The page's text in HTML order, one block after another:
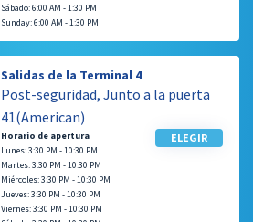
Sábado: 6:00 AM - 1:30 PM
Sunday: 6:00 AM - 1:30 PM
Salidas de la Terminal 4
Post-seguridad, Junto a la puerta
41(American)
ELEGIR
Horario de apertura
Lunes: 3:30 PM - 10:30 PM
Martes: 3:30 PM - 10:30 PM
Miércoles: 3:30 PM - 10:30 PM
Jueves: 3:30 PM - 10:30 PM
Viernes: 3:30 PM - 10:30 PM